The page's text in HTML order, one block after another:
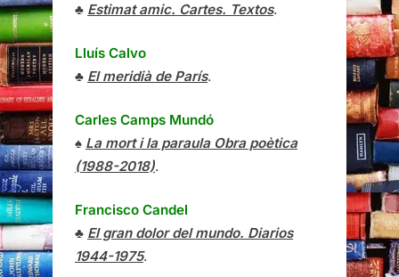
♣ Estimat amic. Cartes. Textos.
Lluís Calvo
♣ El meridià de París.
Carles Camps Mundó
♠ La mort i la paraula Obra poètica
(1988-2018).
Francisco Candel
♣ El gran dolor del mundo. Diarios
1944-1975.